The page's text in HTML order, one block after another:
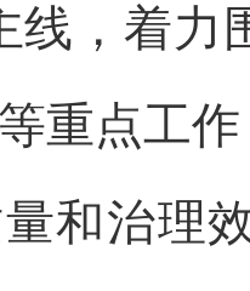
线，着力
重点工
和治理